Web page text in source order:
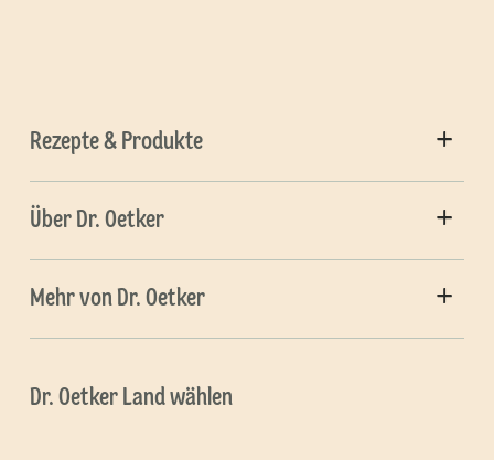
Rezepte & Produkte
Über Dr. Oetker
Mehr von Dr. Oetker
Dr. Oetker Land wählen